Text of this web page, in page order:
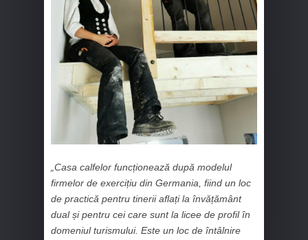
„Casa calfelor funcționează după modelul
firmelor de exercițiu din Germania, fiind un loc
de practică pentru tinerii aflați la învățământ
dual și pentru cei care sunt la licee de profil în
domeniul turismului. Este un loc de întâlnire